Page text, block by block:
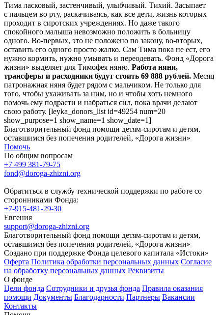
Тима ласковый, застенчивый, улыбчивый. Тихий. Засыпает
с пальцем во рту, раскачиваясь, как все дети, жизнь которых
проходит в сиротских учреждениях. Но даже такого
спокойного малыша невозможно положить в больницу
одного. Во-первых, это не положено по закону, во-вторых,
оставить его одного просто жалко. Сам Тима пока не ест, его
нужно кормить, нужно умывать и переодевать. Фонд «Дорога
жизни» выделяет для Тимофея няню. Работа няни,
трансферы и расходники будут стоить 69 888 рублей. Месяц
патронажная няня будет рядом с мальчиком. Не только для
того, чтобы ухаживать за ним, но и чтобы хоть немного
помочь ему подрасти и набраться сил, пока врачи делают
свою работу. [leyka_donors_list id=49254 num=20
show_purpose=1 show_name=1 show_date=1]
Благотворительный фонд помощи детям-сиротам и детям,
оставшимся без попечения родителей, «Дорога жизни»
Помочь
По общим вопросам
+7 499 381-79-75
fond@doroga-zhizni.org
Обратиться в службу технической поддержки по работе со
сторонниками Фонда:
+7-915-481-29-30
Евгения
support@doroga-zhizni.org
Благотворительный фонд помощи детям-сиротам и детям,
оставшимся без попечения родителей, «Дорога жизни»
Создано при поддержке Фонда целевого капитала «Истоки»
Оферта Политика обработки персональных данных Согласие
на обработку персональных данных Реквизиты
О фонде
Цели фонда Сотрудники и друзья фонда Правила оказания
помощи Документы Благодарности Партнеры Вакансии
Контакты